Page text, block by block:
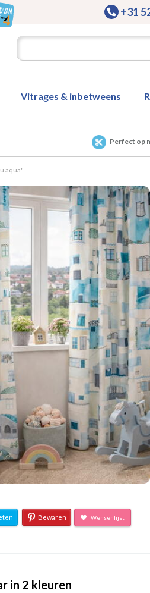
+31
Vitrages & inbetweens
Perfect op
aqua"
Bewaren Wensenlijst
in 2 kleuren